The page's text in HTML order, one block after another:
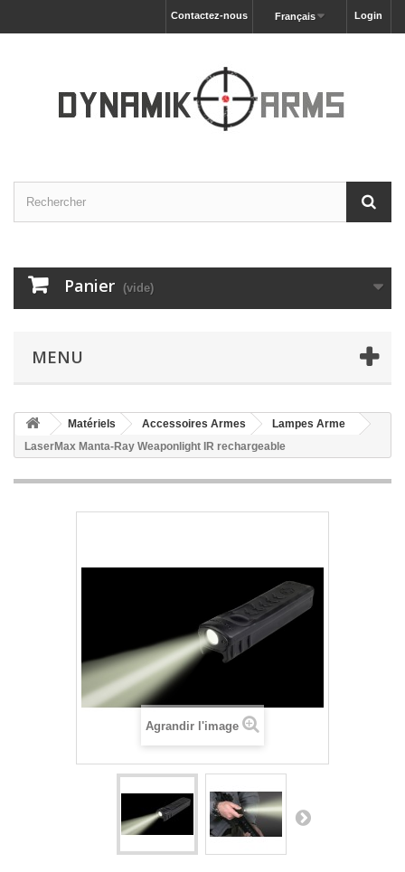
Login
Français
Contactez-nous
Panier (vide)
MENU
Matériels Accessoires Armes
Lampes Arme
LaserMax Manta-Ray Weaponlight IR rechargeable
Agrandir l'image